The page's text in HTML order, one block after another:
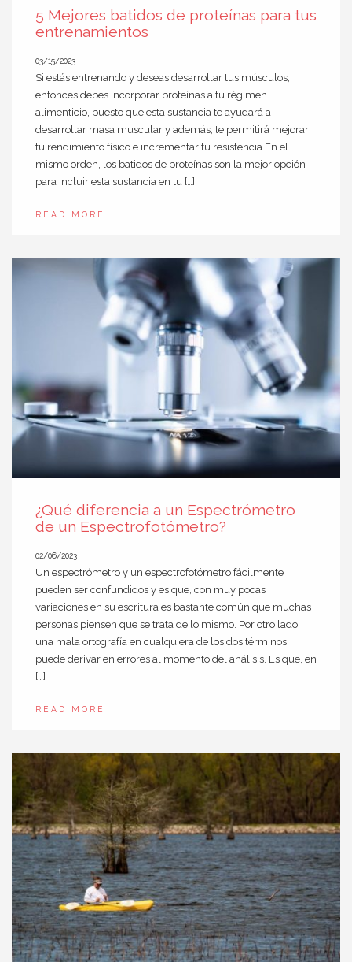
5 Mejores batidos de proteínas para tus
entrenamientos
03/15/2023
Si estás entrenando y deseas desarrollar tus músculos,
entonces debes incorporar proteínas a tu régimen
alimenticio, puesto que esta sustancia te ayudará a
desarrollar masa muscular y además, te permitirá mejorar
tu rendimiento físico e incrementar tu resistencia.En el
mismo orden, los batidos de proteínas son la mejor opción
para incluir esta sustancia en tu […]
READ MORE
¿Qué diferencia a un Espectrómetro
de un Espectrofotómetro?
02/06/2023
Un espectrómetro y un espectrofotómetro fácilmente
pueden ser confundidos y es que, con muy pocas
variaciones en su escritura es bastante común que muchas
personas piensen que se trata de lo mismo. Por otro lado,
una mala ortografía en cualquiera de los dos términos
puede derivar en errores al momento del análisis. Es que, en
[…]
READ MORE